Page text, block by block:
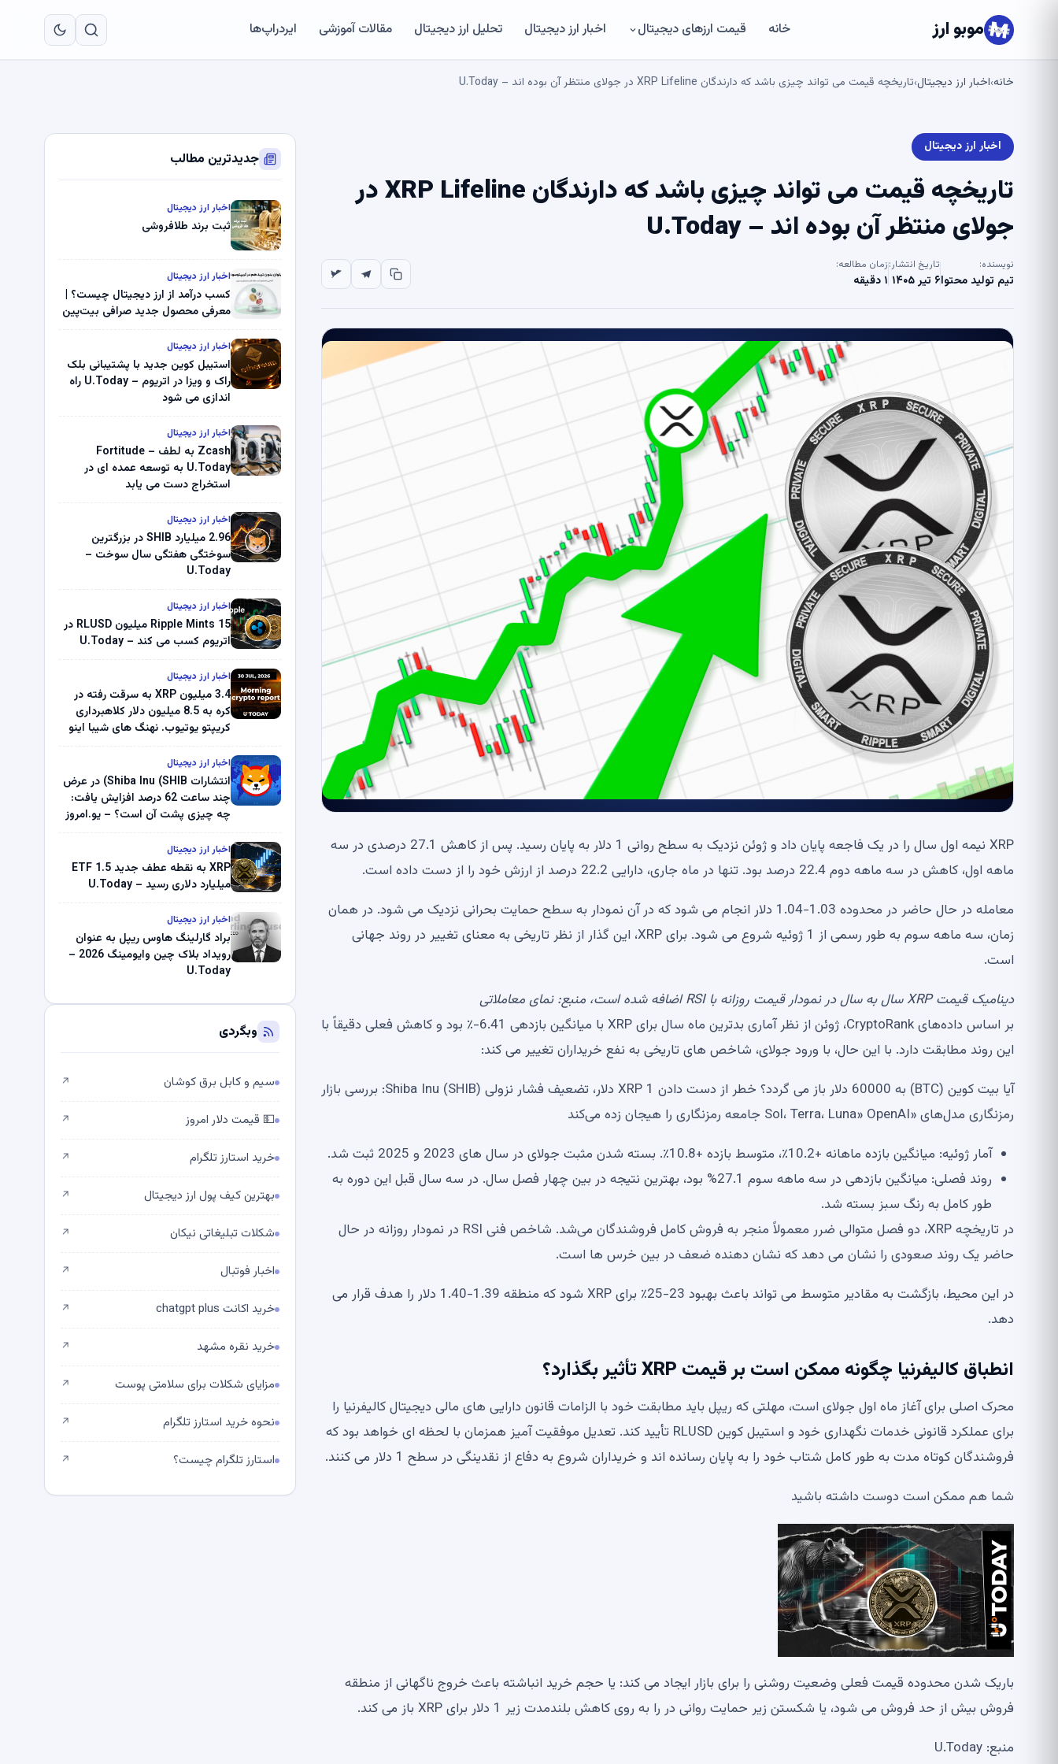
موبو ارز خانه قیمت ارزهای دیجیتال اخبار ارز دیجیتال تحلیل ارز دیجیتال مقالات آموزشی ایردراپ‌ها
خانه›اخبار ارز دیجیتال›تاریخچه قیمت می تواند چیزی باشد که دارندگان XRP Lifeline در جولای منتظر آن بوده اند – U.Today
اخبار ارز دیجیتال
تاریخچه قیمت می تواند چیزی باشد که دارندگان XRP Lifeline در
جولای منتظر آن بوده اند – U.Today
نویسنده:
تیم تولید محتوا
تاریخ انتشار:
۶ تیر ۱۴۰۵
زمان مطالعه:
۱ دقیقه
XRP نیمه اول سال را در یک فاجعه پایان داد و ژوئن نزدیک به سطح روانی 1 دلار به پایان رسید. پس از کاهش 27.1 درصدی در سه
ماهه اول، کاهش در سه ماهه دوم 22.4 درصد بود. تنها در ماه جاری، دارایی 22.2 درصد از ارزش خود را از دست داده است.
معامله در حال حاضر در محدوده 1.03-1.04 دلار انجام می شود که در آن نمودار به سطح حمایت بحرانی نزدیک می شود. در همان
زمان، سه ماهه سوم به طور رسمی از 1 ژوئیه شروع می شود. برای XRP، این گذار از نظر تاریخی به معنای تغییر در روند جهانی
است.
دینامیک قیمت XRP سال به سال در نمودار قیمت روزانه با RSI اضافه شده است، منبع:
نمای معاملاتی
بر اساس داده‌های CryptoRank، ژوئن از نظر آماری بدترین ماه سال برای XRP با میانگین بازدهی 6.41-٪ بود و کاهش فعلی دقیقاً با
این روند مطابقت دارد. با این حال، با ورود جولای، شاخص های تاریخی به نفع خریداران تغییر می کند:
آیا بیت کوین (BTC) به 60000 دلار باز می گردد؟ خطر از دست دادن XRP 1 دلار، تضعیف فشار نزولی Shiba Inu (SHIB): بررسی بازار
رمزنگاری مدل‌های «Sol، Terra، Luna» OpenAI جامعه رمزنگاری را هیجان زده می‌کند
آمار ژوئیه: میانگین بازده ماهانه +10.2٪، متوسط ​​بازده +10.8٪. بسته شدن مثبت جولای در سال های 2023 و 2025 ثبت شد.
روند فصلی: میانگین بازدهی در سه ماهه سوم 27.1% بود، بهترین نتیجه در بین چهار فصل سال. در سه سال قبل این دوره به
طور کامل به رنگ سبز بسته شد.
در تاریخچه XRP، دو فصل متوالی ضرر معمولاً منجر به فروش کامل فروشندگان می‌شد. شاخص فنی RSI در نمودار روزانه در حال
حاضر یک روند صعودی را نشان می دهد که نشان دهنده ضعف در بین خرس ها است.
در این محیط، بازگشت به مقادیر متوسط ​​می تواند باعث بهبود 23-25٪ برای XRP شود که منطقه 1.39-1.40 دلار را هدف قرار می
دهد.
انطباق کالیفرنیا چگونه ممکن است بر قیمت XRP تأثیر بگذارد؟
محرک اصلی برای آغاز ماه اول جولای است، مهلتی که ریپل باید مطابقت خود با الزامات قانون دارایی های مالی دیجیتال کالیفرنیا را
برای عملکرد قانونی خدمات نگهداری خود و استیبل کوین RLUSD تأیید کند. تعدیل موفقیت آمیز همزمان با لحظه ای خواهد بود که
فروشندگان کوتاه مدت به طور کامل شتاب خود را به پایان رسانده اند و خریداران شروع به دفاع از نقدینگی در سطح 1 دلار می کنند.
شما هم ممکن است دوست داشته باشید
باریک شدن محدوده قیمت فعلی وضعیت روشنی را برای بازار ایجاد می کند: یا حجم خرید انباشته باعث خروج ناگهانی از منطقه
فروش بیش از حد فروش می شود، یا شکستن زیر حمایت روانی در را به روی کاهش بلندمدت زیر 1 دلار برای XRP باز می کند.
منبع: U.Today
جدیدترین مطالب
اخبار ارز دیجیتال
ثبت برند طلافروشی
اخبار ارز دیجیتال
کسب درآمد از ارز دیجیتال چیست؟ |
معرفی محصول جدید صرافی بیت‌پین
اخبار ارز دیجیتال
استیبل کوین جدید با پشتیبانی بلک
راک و ویزا در اتریوم – U.Today راه
اندازی می شود
اخبار ارز دیجیتال
Zcash به لطف Fortitude –
U.Today به توسعه عمده ای در
استخراج دست می یابد
اخبار ارز دیجیتال
2.96 میلیارد SHIB در بزرگترین
سوختگی هفتگی سال سوخت –
U.Today
اخبار ارز دیجیتال
Ripple Mints 15 میلیون RLUSD در
اتریوم کسب می کند – U.Today
اخبار ارز دیجیتال
3.4 میلیون XRP به سرقت رفته در
کره به 8.5 میلیون دلار کلاهبرداری
کریپتو یوتیوب. نهنگ های شیبا اینو
میلیون دلار U-Turn در بیت کوین را
ثبت کرد – گزارش کریپتو صبح –
U.Today
اخبار ارز دیجیتال
انتشارات Shiba Inu (SHIB) در عرض
چند ساعت 62 درصد افزایش یافت:
چه چیزی پشت آن است؟ – یو.امروز
اخبار ارز دیجیتال
XRP به نقطه عطف جدید ETF 1.5
میلیارد دلاری رسید – U.Today
اخبار ارز دیجیتال
براد گارلینگ هاوس ریپل به عنوان
رویداد بلاک چین وایومینگ 2026 –
U.Today
وبگردی
سیم و کابل برق کوشان ↗
💵 قیمت دلار امروز ↗
خرید استارز تلگرام ↗
بهترین کیف پول ارز دیجیتال ↗
شکلات تبلیغاتی نیکان ↗
اخبار فوتبال ↗
خرید اکانت chatgpt plus ↗
خرید نقره مشهد ↗
مزایای شکلات برای سلامتی پوست ↗
نحوه خرید استارز تلگرام ↗
استارز تلگرام چیست؟ ↗